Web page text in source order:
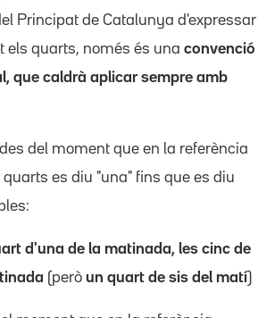
Principat de Catalunya d'expressar
els quarts, només és una convenció
que caldrà aplicar sempre amb
del moment que en la referència
quarts es diu "una" fins que es diu
d'una de la matinada, les cinc de
(però un quart de sis del matí)